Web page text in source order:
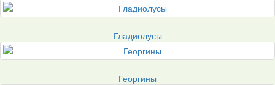
Гладиолусы
Георгины